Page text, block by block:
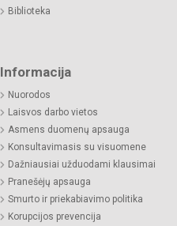
Biblioteka
Informacija
Nuorodos
Laisvos darbo vietos
Asmens duomenų apsauga
Konsultavimasis su visuomene
Dažniausiai užduodami klausimai
Pranešėjų apsauga
Smurto ir priekabiavimo politika
Korupcijos prevencija